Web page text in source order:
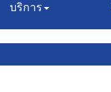
บริการ